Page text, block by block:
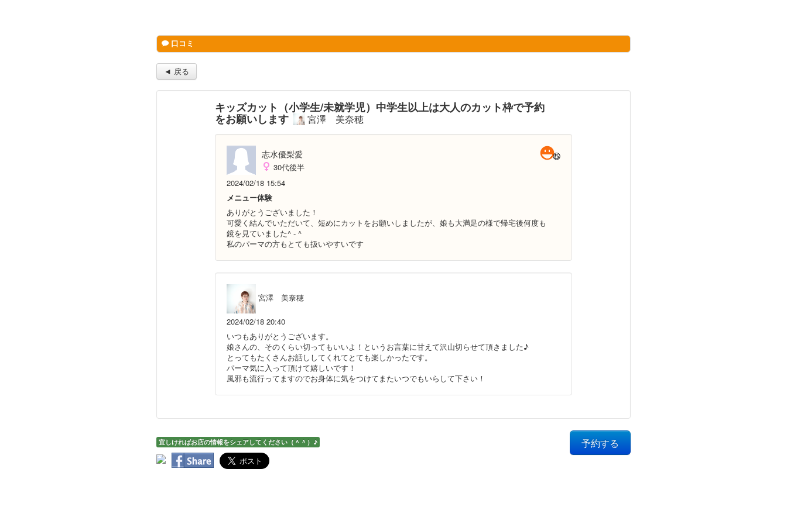
口コミ
◄ 戻る
キッズカット（小学生/未就学児）中学生以上は大人のカット枠で予約
をお願いします 宮澤 美奈穂
志水優梨愛
30代後半
2024/02/18 15:54
メニュー体験
ありがとうございました！
可愛く結んでいただいて、短めにカットをお願いしましたが、娘も大満足の様で帰宅後何度も
鏡を見ていました^ - ^
私のパーマの方もとても扱いやすいです
宮澤 美奈穂
2024/02/18 20:40
いつもありがとうございます。
娘さんの、そのくらい切ってもいいよ！というお言葉に甘えて沢山切らせて頂きました♪
とってもたくさんお話ししてくれてとても楽しかったです。
パーマ気に入って頂けて嬉しいです！
風邪も流行ってますのでお身体に気をつけてまたいつでもいらして下さい！
予約する
宜しければお店の情報をシェアしてください（＾＾）♪